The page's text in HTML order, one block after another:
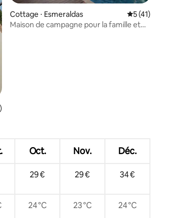
: 5 sur 5
moyenne sur la base de 54 commentaires : 4,81 sur 5
Cottage ⋅ Esmeraldas Évaluation
5 (41)
Maison de campagne pour la famille et
Oct. Nov. Déc.
29 € 29 € 34 €
24 °C 23 °C 24 °C